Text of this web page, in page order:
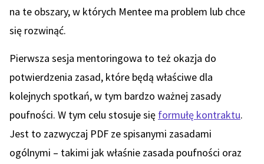
na te obszary, w których Mentee ma problem lub chce
się rozwinąć.
Pierwsza sesja mentoringowa to też okazja do
potwierdzenia zasad, które będą właściwe dla
kolejnych spotkań, w tym bardzo ważnej zasady
poufności. W tym celu stosuje się formułę kontraktu.
Jest to zazwyczaj PDF ze spisanymi zasadami
ogólnymi – takimi jak właśnie zasada poufności oraz